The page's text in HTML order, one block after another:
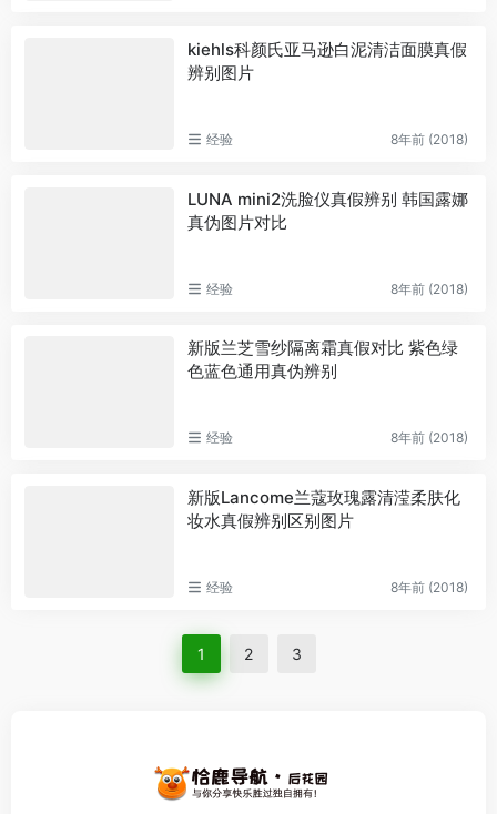
kiehls科颜氏亚马逊白泥清洁面膜真假
辨别图片
经验 8年前 (2018)
LUNA mini2洗脸仪真假辨别 韩国露娜
真伪图片对比
经验 8年前 (2018)
新版兰芝雪纱隔离霜真假对比 紫色绿
色蓝色通用真伪辨别
经验 8年前 (2018)
新版Lancome兰蔻玫瑰露清滢柔肤化
妆水真假辨别区别图片
经验 8年前 (2018)
1 2 3